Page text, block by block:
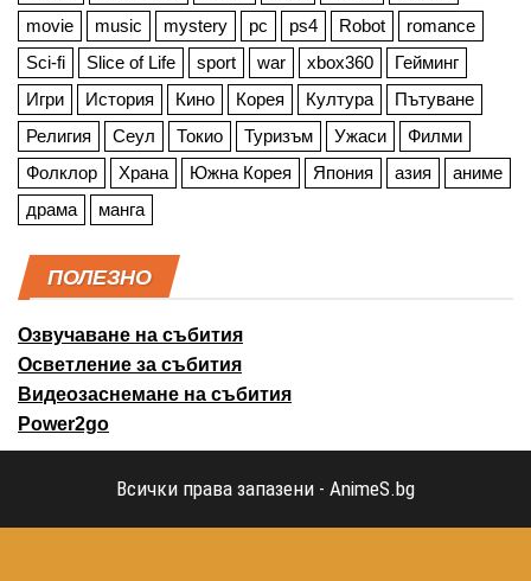
movie
music mystery pc ps4 Robot
romance
Sci-fi
Slice of Life sport war xbox360
Гейминг
Игри
История Кино Корея Култура
Пътуване
Религия
Сеул Токио Туризъм Ужаси
Филми
Фолклор
Храна Южна Корея Япония азия
аниме
драма
манга
ПОЛЕЗНО
Озвучаване на събития
Осветление за събития
Видеозаснемане на събития
Power2go
Всички права запазени - AnimeS.bg